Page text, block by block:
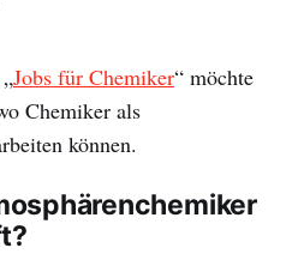
Jobs für Chemiker“ möchte
Chemiker als
können.